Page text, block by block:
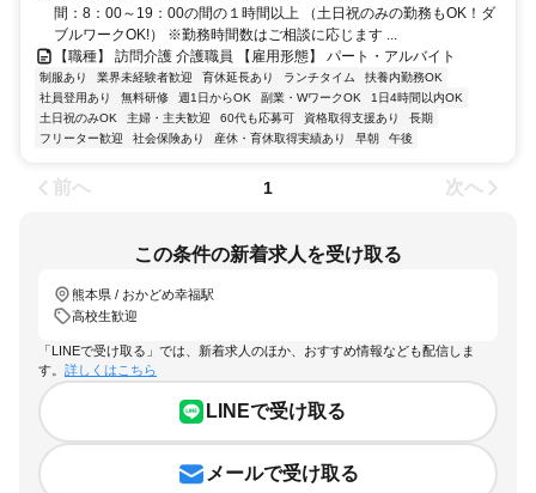
間：8：00～19：00の間の１時間以上 （土日祝のみの勤務もOK！ダ
ブルワークOK!） ※勤務時間数はご相談に応じます ...
【職種】 訪問介護 介護職員 【雇用形態】 パート・アルバイト
制服あり 業界未経験者歓迎 育休延長あり ランチタイム
扶養内勤務OK
社員登用あり
無料研修 週1日からOK 副業・WワークOK
1日4時間以内OK
土日祝のみOK
主婦・主夫歓迎 60代も応募可 資格取得支援あり
長期
フリーター歓迎
社会保険あり 産休・育休取得実績あり 早朝 午後
前へ 1 次へ
この条件の新着求人を受け取る
熊本県 / おかどめ幸福駅
高校生歓迎
「LINEで受け取る」では、新着求人のほか、おすすめ情報なども配信しま
す。 詳しくはこちら
LINEで受け取る
メールで受け取る